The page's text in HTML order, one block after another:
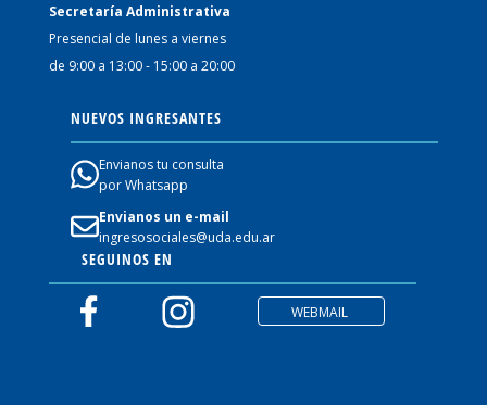
Secretaría Administrativa
Presencial de lunes a viernes
de 9:00 a 13:00 - 15:00 a 20:00
NUEVOS INGRESANTES
Envianos tu consulta
por Whatsapp
Envianos un e-mail
ingresosociales@uda.edu.ar
SEGUINOS EN
WEBMAIL